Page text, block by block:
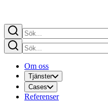
Om oss
Tjänster
Cases
Referenser